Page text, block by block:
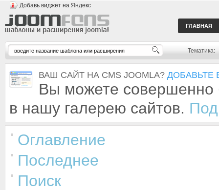
Добавь виджет на Яндекс
ГЛАВНАЯ
Тематика:
ВАШ САЙТ НА CMS JOOMLA? ДОБАВЬТЕ
Вы можете совершенно
в нашу галерею сайтов.
Оглавление
Последнее
Поиск